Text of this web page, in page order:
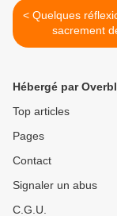
< Quelques réflexions sur le
sacrement
Hébergé par
Top articles
Pages
Contact
Signaler un abus
C.G.U.